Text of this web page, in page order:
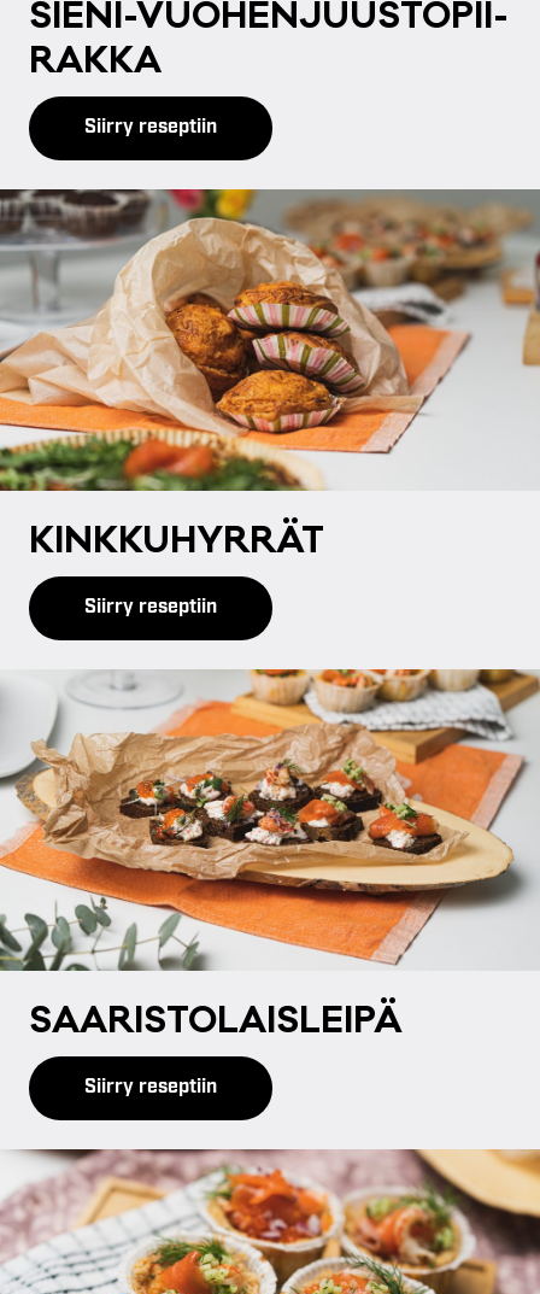
SIE­NI-VUO­HEN­JUUS­TO­PII­
RAK­KA
Siirry reseptiin
KINK­KU­HYR­RÄT
Siirry reseptiin
SAA­RIS­TO­LAIS­LEI­PÄ
Siirry reseptiin